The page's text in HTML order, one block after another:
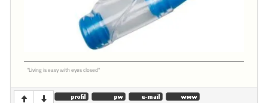
"Living is easy with eyes closed"